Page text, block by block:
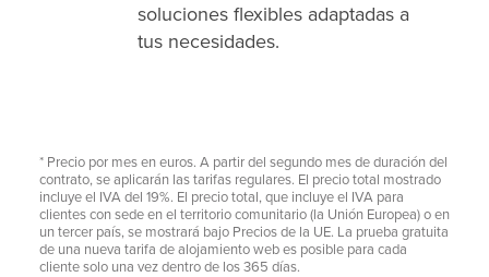
soluciones flexibles adaptadas a
tus necesidades.
* Precio por mes en euros. A partir del segundo mes de duración del
contrato, se aplicarán las tarifas regulares. El precio total mostrado
incluye el IVA del 19%. El precio total, que incluye el IVA para
clientes con sede en el territorio comunitario (la Unión Europea) o en
un tercer país, se mostrará bajo Precios de la UE. La prueba gratuita
de una nueva tarifa de alojamiento web es posible para cada
cliente solo una vez dentro de los 365 días.